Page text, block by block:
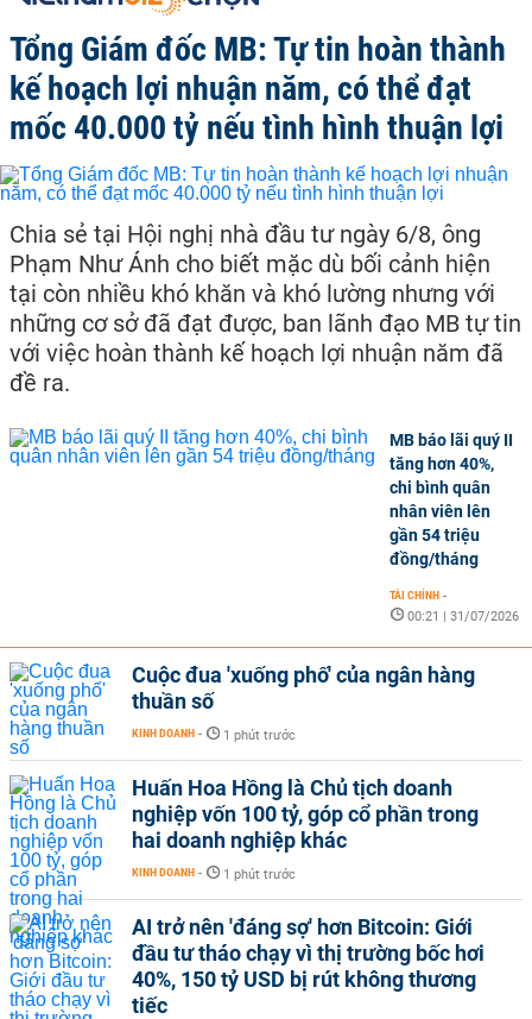
Tổng Giám đốc MB: Tự tin hoàn thành
kế hoạch lợi nhuận năm, có thể đạt
mốc 40.000 tỷ nếu tình hình thuận lợi
Chia sẻ tại Hội nghị nhà đầu tư ngày 6/8, ông
Phạm Như Ánh cho biết mặc dù bối cảnh hiện
tại còn nhiều khó khăn và khó lường nhưng với
những cơ sở đã đạt được, ban lãnh đạo MB tự tin
với việc hoàn thành kế hoạch lợi nhuận năm đã
đề ra.
MB báo lãi quý II
tăng hơn 40%,
chi bình quân
nhân viên lên
gần 54 triệu
đồng/tháng
TÀI CHÍNH -
00:21 | 31/07/2026
Cuộc đua 'xuống phố' của ngân hàng
thuần số
KINH DOANH - 1 phút trước
Huấn Hoa Hồng là Chủ tịch doanh
nghiệp vốn 100 tỷ, góp cổ phần trong
hai doanh nghiệp khác
KINH DOANH - 1 phút trước
AI trở nên 'đáng sợ' hơn Bitcoin: Giới
đầu tư tháo chạy vì thị trường bốc hơi
40%, 150 tỷ USD bị rút không thương
tiếc